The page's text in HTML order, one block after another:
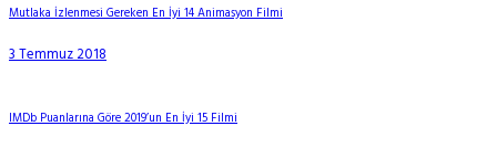
Mutlaka İzlenmesi Gereken En İyi 14 Animasyon Filmi
3 Temmuz 2018
IMDb Puanlarına Göre 2019’un En İyi 15 Filmi